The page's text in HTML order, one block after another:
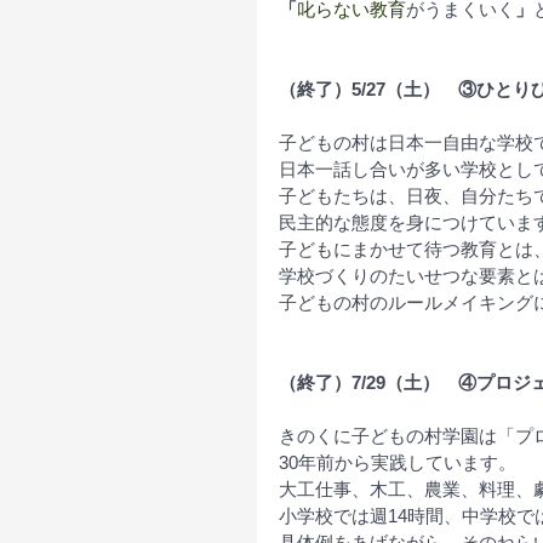
「叱らない教育がうまくいく 」
（終了）5/27（土）　③ひとり
子どもの村は日本一自由な学校
日本一話し合いが多い学校とし
子どもたちは、日夜、自分たち
民主的な態度を身につけていま
子どもにまかせて待つ教育とは
学校づくりのたいせつな要素と
子どもの村のルールメイキング
（終了）7/29（土）　④プロジ
きのくに子どもの村学園は「プ
30年前から実践しています。
大工仕事、木工、農業、料理、
小学校では週14時間、中学校